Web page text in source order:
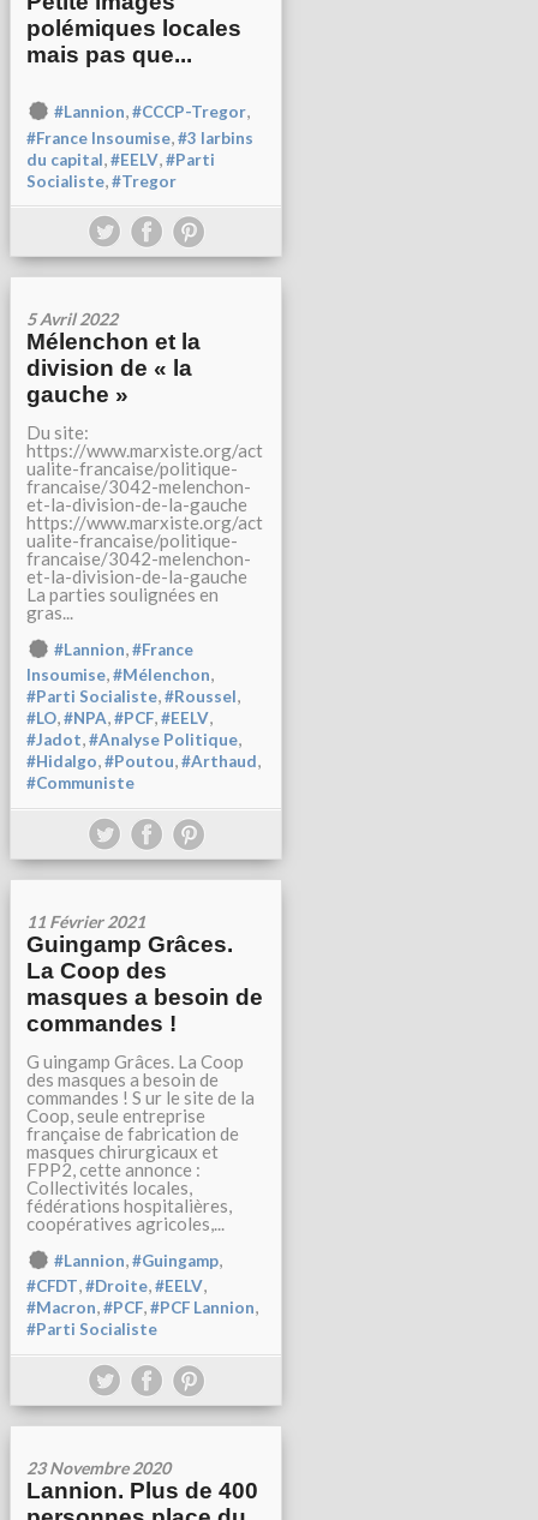
polémiques locales
mais pas que...
#Lannion,#CCCP-Tregor,
#France Insoumise #3 larbins
du capital #EELV #Parti
Socialiste #Tregor
5 Avril 2022
Mélenchon et la
division de « la
gauche »
Du site:
https://www.marxiste.org/act
ualite-francaise/politique-
francaise/3042-melenchon-
et-la-division-de-la-gauche
https://www.marxiste.org/act
ualite-francaise/politique-
francaise/3042-melenchon-
et-la-division-de-la-gauche
La parties soulignées en
gras...
#Lannion,#France
Insoumise,#Mélenchon,
#Parti Socialiste,#Roussel,
#LO,#NPA,#PCF,#EELV,
#Jadot,#Analyse Politique,
#Hidalgo,#Poutou,#Arthaud,
#Communiste
11 Février 2021
Guingamp Grâces.
La Coop des
masques a besoin de
commandes !
G uingamp Grâces. La Coop
des masques a besoin de
commandes ! S ur le site de la
Coop, seule entreprise
française de fabrication de
masques chirurgicaux et
FPP2, cette annonce :
Collectivités locales,
fédérations hospitalières,
coopératives agricoles,...
#Lannion,#Guingamp,
#CFDT,#Droite,#EELV,
#Macron,#PCF,#PCF Lannion,
#Parti Socialiste
23 Novembre 2020
Lannion. Plus de 400